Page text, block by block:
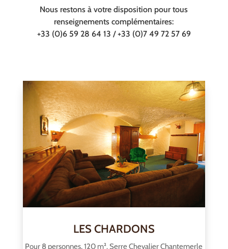
Nous restons à votre disposition pour tous
renseignements complémentaires:
+33 (0)6 59 28 64 13 / +33 (0)7 49 72 57 69
LES CHARDONS
Pour 8 personnes, 120 m². Serre Chevalier Chantemerle